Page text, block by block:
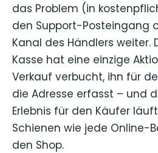
das Problem (in
den Support-Posteingang
Kanal des Händlers weiter.
Kasse hat eine einzige
Verkauf verbucht, ihn für
die Adresse erfasst – und
Erlebnis für den Käufer
Schienen wie jede Online-
den Shop.